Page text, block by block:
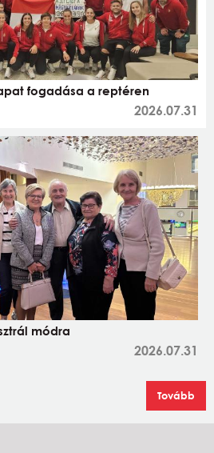
fogadása a reptéren
2026.07.31
módra
2026.07.31
Tovább